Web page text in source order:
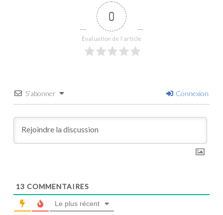
0
Évaluation de l'article
S’abonner Connexion
13 COMMENTAIRES
Le plus récent